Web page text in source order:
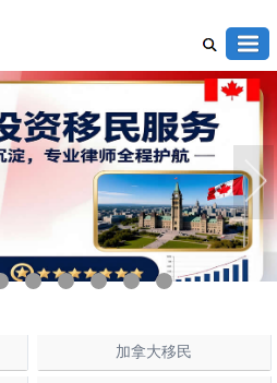
5 7 8 9
加拿大移民